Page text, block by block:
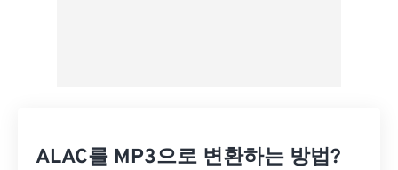
ALAC를 MP3으로 변환하는 방법?